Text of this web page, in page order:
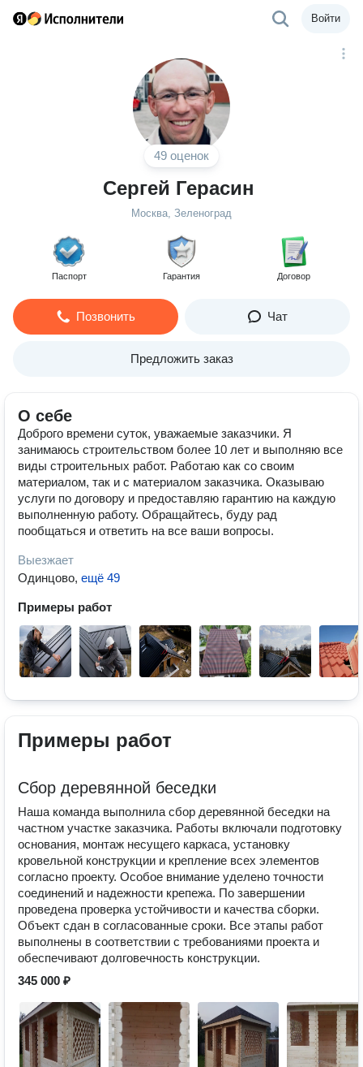
Войти
49 оценок
Сергей Герасин
Москва, Зеленоград
Паспорт Гарантия Договор
Позвонить Чат
Предложить заказ
О себе
Доброго времени суток, уважаемые заказчики. Я
занимаюсь строительством более 10 лет и выполняю все
виды строительных работ. Работаю как со своим
материалом, так и с материалом заказчика. Оказываю
услуги по договору и предоставляю гарантию на каждую
выполненную работу. Обращайтесь, буду рад
пообщаться и ответить на все ваши вопросы.
Выезжает
Одинцово, ещё 49
Примеры работ
Примеры работ
Сбор деревянной беседки
Наша команда выполнила сбор деревянной беседки на
частном участке заказчика. Работы включали подготовку
основания, монтаж несущего каркаса, установку
кровельной конструкции и крепление всех элементов
согласно проекту. Особое внимание уделено точности
соединений и надежности крепежа. По завершении
проведена проверка устойчивости и качества сборки.
Объект сдан в согласованные сроки. Все этапы работ
выполнены в соответствии с требованиями проекта и
обеспечивают долговечность конструкции.
345 000 ₽